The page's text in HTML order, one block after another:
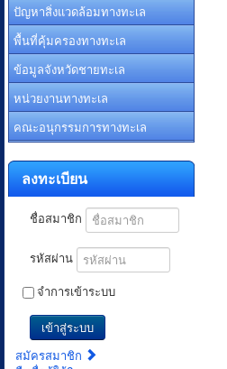
ปัญหาสิ่งแวดล้อมทางทะเล
พื้นที่คุ้มครองทางทะเล
ข้อมูลจังหวัดชายทะเล
หน่วยงานทางทะเล
คณะอนุกรรมการทางทะเล
ลงทะเบียน
ชื่อสมาชิก
รหัสผ่าน
จำการเข้าระบบ
เข้าสู่ระบบ
สมัครสมาชิก